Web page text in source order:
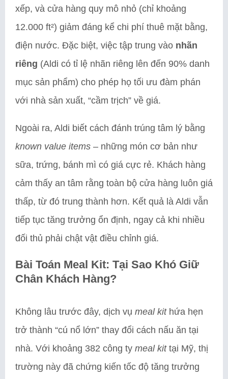
xếp, và cửa hàng quy mô nhỏ (chỉ khoảng
12.000 ft²) giảm đáng kể chi phí thuê mặt bằng,
điện nước. Đặc biệt, việc tập trung vào nhãn
riêng (Aldi có tỉ lệ nhãn riêng lên đến 90% danh
mục sản phẩm) cho phép họ tối ưu đàm phán
với nhà sản xuất, “cầm trịch” về giá.
Ngoài ra, Aldi biết cách đánh trúng tâm lý bằng
known value items – những món cơ bản như
sữa, trứng, bánh mì có giá cực rẻ. Khách hàng
cảm thấy an tâm rằng toàn bộ cửa hàng luôn giá
thấp, từ đó trung thành hơn. Kết quả là Aldi vẫn
tiếp tục tăng trưởng ổn định, ngay cả khi nhiều
đối thủ phải chật vật điều chỉnh giá.
Bài Toán Meal Kit: Tại Sao Khó Giữ
Chân Khách Hàng?
Không lâu trước đây, dịch vụ meal kithứa hẹn
trở thành “cú nổ lớn” thay đổi cách nấu ăn tại
nhà. Với khoảng 382 công ty meal kittại Mỹ, thị
trường này đã chứng kiến tốc độ tăng trưởng